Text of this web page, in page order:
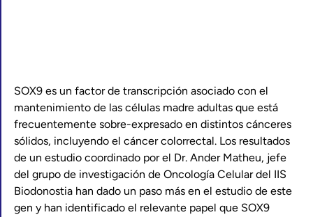
SOX9 es un factor de transcripción asociado con el
mantenimiento de las células madre adultas que está
frecuentemente sobre-expresado en distintos cánceres
sólidos, incluyendo el cáncer colorrectal. Los resultados
de un estudio coordinado por el Dr. Ander Matheu, jefe
del grupo de investigación de Oncología Celular del IIS
Biodonostia han dado un paso más en el estudio de este
gen y han identificado el relevante papel que SOX9